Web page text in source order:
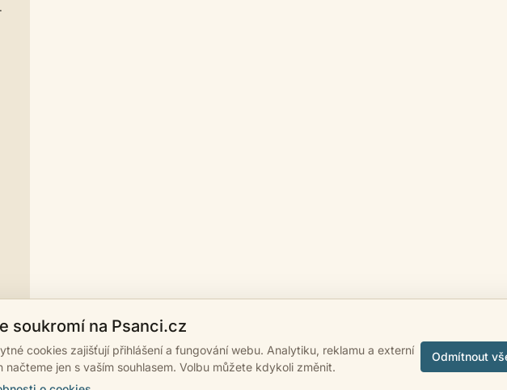
soukromí na Psanci.cz
cookies zajišťují přihlášení a fungování webu. Analytiku, reklamu a externí
načteme jen s vaším souhlasem. Volbu můžete kdykoli změnit.
Odmítnout